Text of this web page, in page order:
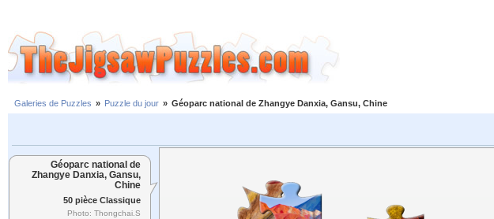
Galeries de Puzzles » Puzzle du jour » Géoparc national de Zhangye Danxia, Gansu, Chine
Géoparc national de
Zhangye Danxia, Gansu,
Chine
50 pièce Classique
Photo: Thongchai.S